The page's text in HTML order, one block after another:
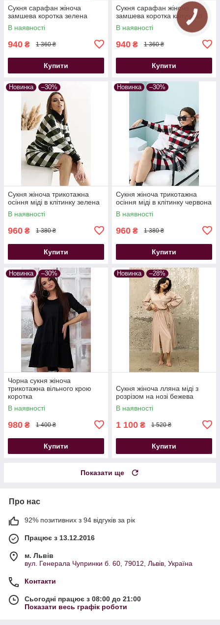
Сукня сарафан жіноча
замшева коротка зелена
В наявності
940 ₴ 1 360 ₴
Купити
Сукня сарафан жіноча
замшева коротка капучино
В наявності
940 ₴ 1 360 ₴
Купити
Новинка –30%
Сукня жіноча трикотажна
осіння міді в клітинку зелена
В наявності
960 ₴ 1 380 ₴
Купити
Новинка –30%
Сукня жіноча трикотажна
осіння міді в клітинку червона
В наявності
960 ₴ 1 380 ₴
Купити
Новинка –30%
Чорна сукня жіноча
трикотажна вільного крою
коротка
В наявності
980 ₴ 1 400 ₴
Купити
Новинка –28%
Сукня жіноча лляна міді з
розрізом на нозі бежева
В наявності
1 100 ₴ 1 520 ₴
Купити
Показати ще
Про нас
92% позитивних з 94 відгуків за рік
Працює з 13.12.2016
м. Львів
вул. Генерала Чупринки б. 60, 79012, Львів, Україна
Контакти
Сьогодні працює з 08:00 до 21:00
Показати весь графік роботи